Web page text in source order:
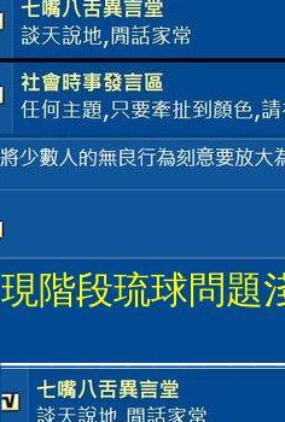
現階段琉球問題